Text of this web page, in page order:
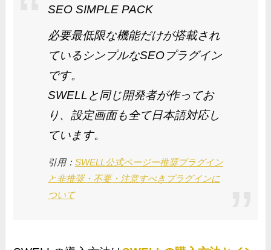
SEO SIMPLE PACK
必要最低限な機能だけが搭載され
ているシンプルなSEOプラグイン
です。
SWELLと同じ開発者が作ってお
り、設定画面も全て日本語対応し
ています。
引用： SWELL公式ページー推奨プラグイン
と非推奨・不要・注意すべきプラグインに
ついて